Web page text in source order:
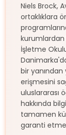
Niels Brock,
ortaklıklara
İşletme
bir yanından
erişmesini
uluslararası
hakkında
tamamen
garanti